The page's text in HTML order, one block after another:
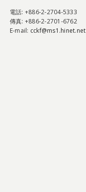
電話: +886-2-2704-5333
傳真: +886-2-2701-6762
E-mail: cckf@ms1.hinet.net